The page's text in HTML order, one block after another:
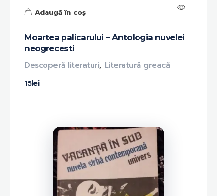
Moartea palicarului – Antologia nuvelei
neogrecesti
15lei
Descoperă literaturi, Literatură greacă
Adaugă în coș